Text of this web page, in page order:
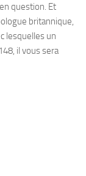
question. Et
britannique,
lesquelles un
il vous sera